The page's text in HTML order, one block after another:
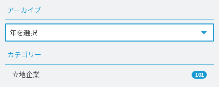
アーカイブ
カテゴリー
立地企業 101